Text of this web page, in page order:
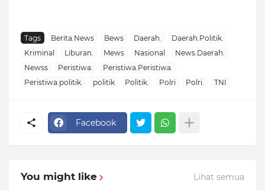
Tags Berita.News Bews Daerah.
Daerah.Politik.
Kriminal
Liburan. Mews Nasional
News.Daerah.
Newss
Peristiwa.
Peristiwa.Peristiwa.
Peristiwa.politik.
politik Politik. Polri Polri. TNI
Facebook
You might like Lihat semua